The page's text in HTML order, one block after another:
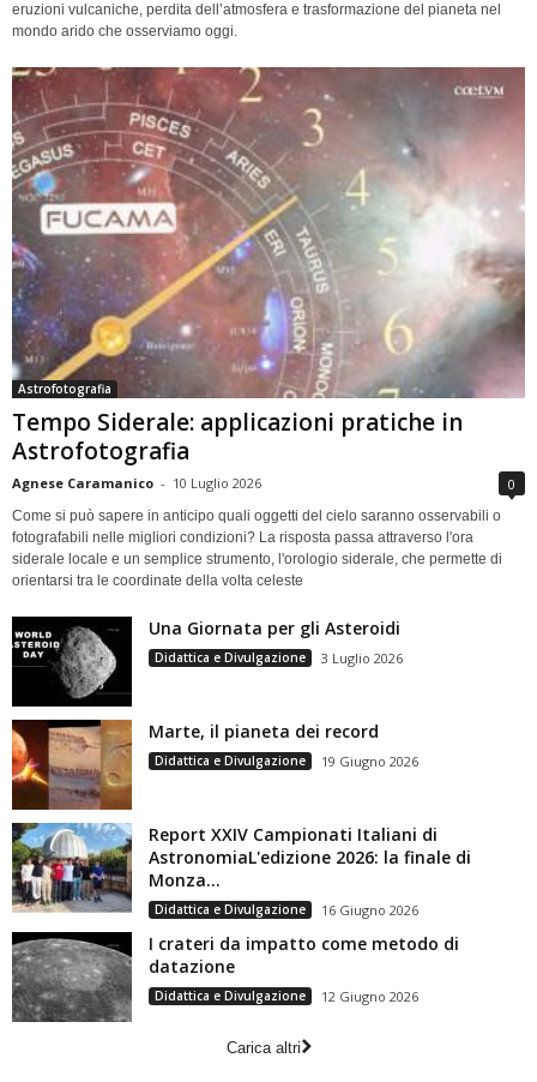
eruzioni vulcaniche, perdita dell’atmosfera e trasformazione del pianeta nel
mondo arido che osserviamo oggi.
Astrofotografia
Tempo Siderale: applicazioni pratiche in
Astrofotografia
Agnese Caramanico - 10 Luglio 2026 0
Come si può sapere in anticipo quali oggetti del cielo saranno osservabili o
fotografabili nelle migliori condizioni? La risposta passa attraverso l'ora
siderale locale e un semplice strumento, l'orologio siderale, che permette di
orientarsi tra le coordinate della volta celeste
Una Giornata per gli Asteroidi
Didattica e Divulgazione 3 Luglio 2026
Marte, il pianeta dei record
Didattica e Divulgazione 19 Giugno 2026
Report XXIV Campionati Italiani di
AstronomiaL'edizione 2026: la finale di
Monza...
Didattica e Divulgazione 16 Giugno 2026
I crateri da impatto come metodo di
datazione
Didattica e Divulgazione 12 Giugno 2026
Carica altri